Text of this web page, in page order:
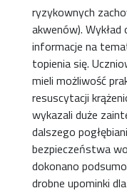
ryzykownych
akwenów).
informacje na
topienia się.
mieli możliwość
resuscytacji
wykazali duże
dalszego
bezpieczeństwa
dokonano
drobne upominki